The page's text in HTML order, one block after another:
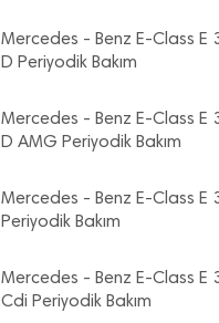
Mercedes - Benz E-Class E
D Periyodik Bakım
Mercedes - Benz E-Class E
D AMG Periyodik Bakım
Mercedes - Benz E-Class E
Periyodik Bakım
Mercedes - Benz E-Class E
Cdi Periyodik Bakım